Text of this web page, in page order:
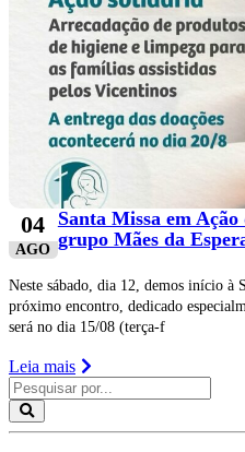
04
AGO
Santa Missa em
grupo Mães da
Neste sábado, dia 12, demos início
próximo encontro, dedicado
será no dia 15/08 (terça-f
Leia mais